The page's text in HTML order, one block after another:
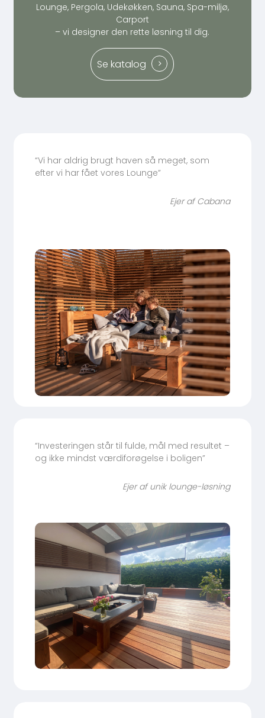
Lounge, Pergola, Udekøkken, Sauna, Spa-miljø,
Carport
– vi designer den rette løsning til dig.
Se katalog
“Vi har aldrig brugt haven så meget, som
efter vi har fået vores Lounge”
Ejer af Cabana
“Investeringen står til fulde, mål med resultet –
og ikke mindst værdiforøgelse i boligen”
Ejer af unik lounge-løsning